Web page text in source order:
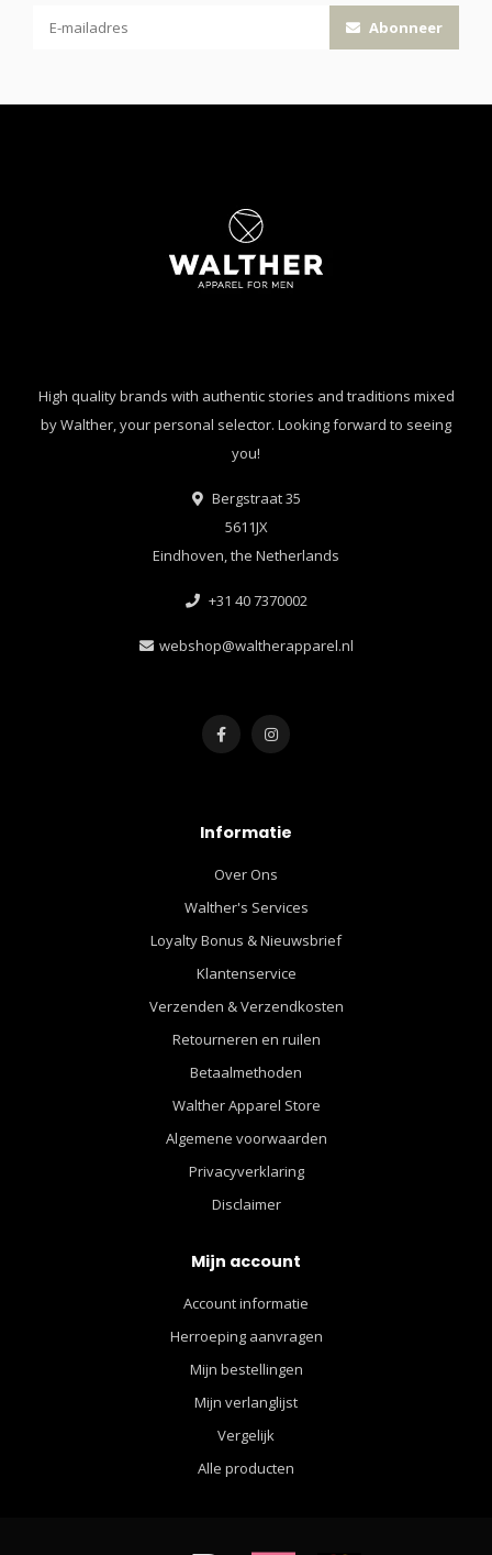
Abonneer
High quality brands with authentic stories and traditions mixed
by Walther, your personal selector. Looking forward to seeing
you!
Bergstraat 35
5611JX
Eindhoven, the Netherlands
+31 40 7370002
webshop@waltherapparel.nl
Informatie
Over Ons
Walther's Services
Loyalty Bonus & Nieuwsbrief
Klantenservice
Verzenden & Verzendkosten
Retourneren en ruilen
Betaalmethoden
Walther Apparel Store
Algemene voorwaarden
Privacyverklaring
Disclaimer
Mijn account
Account informatie
Herroeping aanvragen
Mijn bestellingen
Mijn verlanglijst
Vergelijk
Alle producten